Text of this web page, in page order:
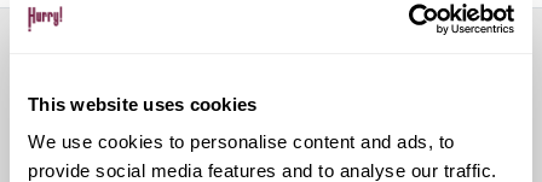
This website uses cookies
We use cookies to personalise content and ads, to
provide social media features and to analyse our traffic.
Servizi aggiuntivi